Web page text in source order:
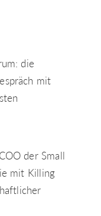
die
mit
der Small
mit Killing